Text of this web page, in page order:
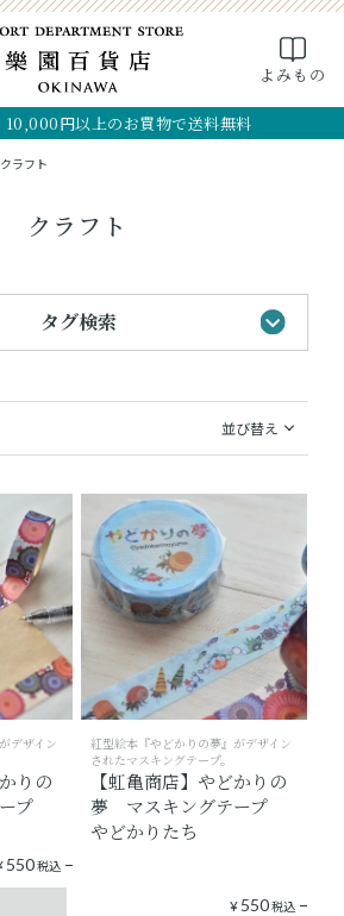
よみもの
10,000円以上のお買物で送料無料
検索
MY PAGE CART
クラフト
クラフト
タグ検索
並び替え
デザイン
りの
プ
550税込
紅型絵本『やどかりの夢』がデザイン
されたマスキングテープ。
【虹亀商店】やどかりの
夢 マスキングテープ
やどかりたち
¥ 550税込